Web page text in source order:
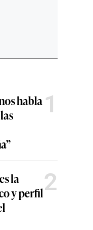
habla1
la
y perfil2